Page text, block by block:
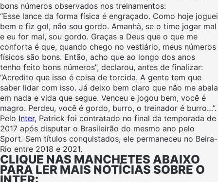
bons números observados nos treinamentos:
“Esse lance da forma física é engraçado. Como hoje joguei
bem e fiz gol, não sou gordo. Amanhã, se o time jogar mal
e eu for mal, sou gordo. Graças a Deus que o que me
conforta é que, quando chego no vestiário, meus números
físicos são bons. Então, acho que ao longo dos anos
tenho feito bons números”, declarou, antes de finalizar:
“Acredito que isso é coisa de torcida. A gente tem que
saber lidar com isso. Já deixo bem claro que não me abala
em nada e vida que segue. Venceu e jogou bem, você é
magro. Perdeu, você é gordo, burro, o treinador é burro…”.
Pelo Inter, Patrick foi contratado no final da temporada de
2017 após disputar o Brasileirão do mesmo ano pelo
Sport. Sem títulos conquistados, ele permaneceu no Beira-
Rio entre 2018 e 2021.
CLIQUE NAS MANCHETES ABAIXO
PARA LER MAIS NOTÍCIAS SOBRE O